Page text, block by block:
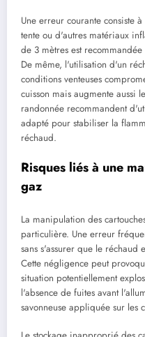
Une erreur courante consiste
tente ou d'autres matériaux
de 3 mètres est
De même, l'utilisation d'un
conditions venteuses
cuisson mais augmente aussi
randonnée recommandent
adapté pour stabiliser la
réchaud.
Risques liés à une
gaz
La manipulation des
particulière. Une erreur
sans s'assurer que le réchaud
Cette négligence peut
situation potentiellement
l'absence de fuites avant
savonneuse appliquée sur les